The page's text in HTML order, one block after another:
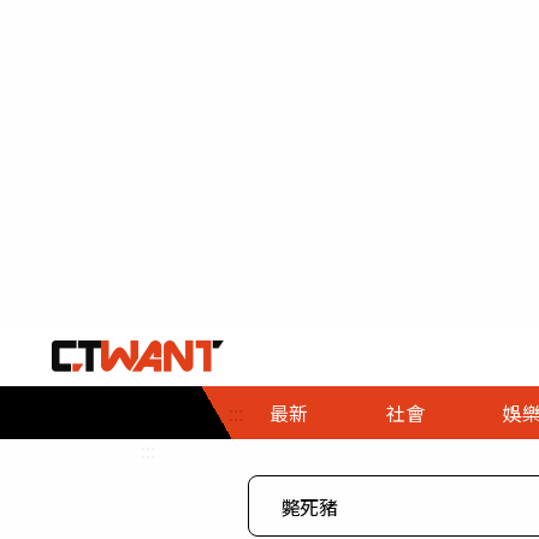
::: 最新 社會
社會首頁
時事
娛樂
娛樂首頁
即時
專題
財經首頁
熱線
３Ｃ
政